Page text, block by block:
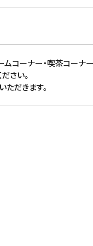
ムコーナー・喫茶コーナ
さい。
だきます。